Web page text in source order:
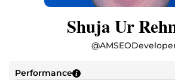
Shuja Ur
@
Performance